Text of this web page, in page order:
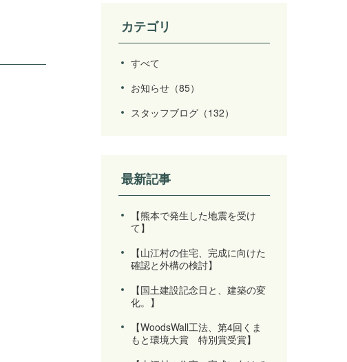
カテゴリ
すべて
お知らせ （85）
スタッフブログ （132）
最新記事
【熊本で発生した地震を受け
て】
【山江村の住宅、完成に向けた
確認と外構の検討】
【国土建設記念日と、建築の変
化。】
【WoodsWall工法、第4回くま
もと環境大賞 特別賞受賞】